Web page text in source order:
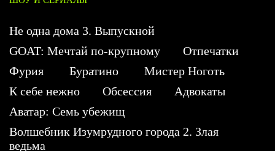
Не одна дома 3. Выпускной
GOAT: Мечтай по-крупному
Отпечатки
Фурия
Буратино
Мистер Ноготь
К себе нежно
Обсессия
Адвокаты
Аватар: Семь убежищ
Волшебник Изумрудного города 2. Злая
ведьма